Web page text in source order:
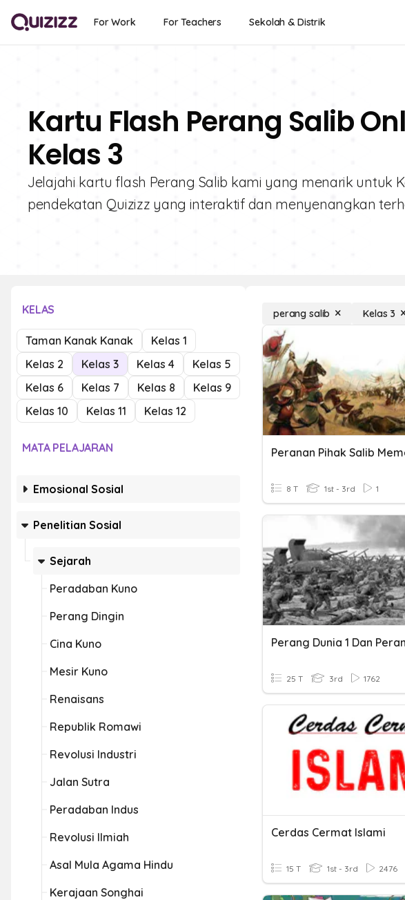
For Work For Teachers Sekolah & Distrik
Kartu Flash Perang Salib
Kelas 3
Jelajahi kartu flash Perang Salib kami yang menarik untuk
pendekatan Quizizz yang interaktif dan menyenangkan
KELAS
Taman Kanak Kanak
Kelas 1
Kelas 2
Kelas 3 Kelas 4
Kelas 5
Kelas 6
Kelas 7 Kelas 8
Kelas 9
Kelas 10
Kelas 11 Kelas 12
MATA PELAJARAN
Emosional Sosial
Penelitian Sosial
Sejarah
Peradaban Kuno
Perang Dingin
Cina Kuno
Mesir Kuno
Renaisans
Republik Romawi
Revolusi Industri
Jalan Sutra
Peradaban Indus
Revolusi Ilmiah
Asal Mula Agama Hindu
Kerajaan Songhai
perang salib Kelas 3
8 T 1st - 3rd 1
25 T 3rd 1762
Cerdas Cermat Islami
15 T 1st - 3rd 2476